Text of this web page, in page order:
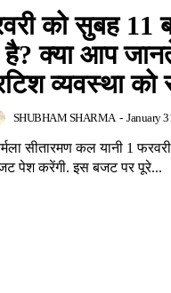
को सुबह 11
है? क्या आप
व्यवस्था को
SHUBHAM SHARMA - January
सीतारमण कल यानी 1
पेश करेंगी. इस बजट पर पूरे...